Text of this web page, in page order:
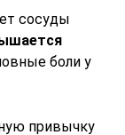
сосуды
боли у
привычку